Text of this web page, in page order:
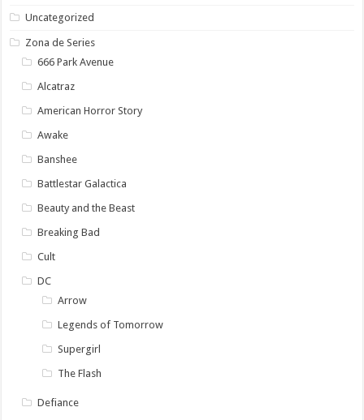
Uncategorized
Zona de Series
666 Park Avenue
Alcatraz
American Horror Story
Awake
Banshee
Battlestar Galactica
Beauty and the Beast
Breaking Bad
Cult
DC
Arrow
Legends of Tomorrow
Supergirl
The Flash
Defiance